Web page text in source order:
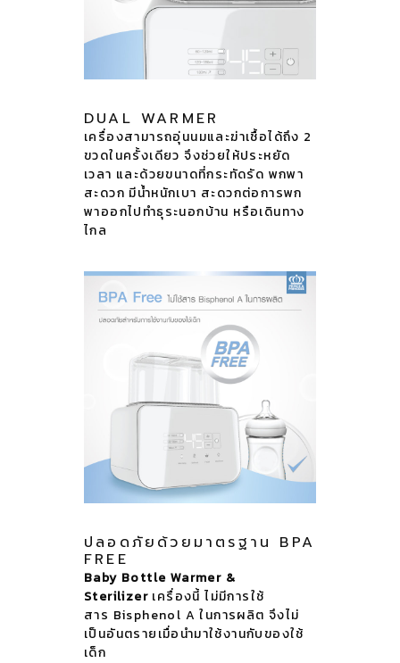
DUAL WARMER
เครื่องสามารถอุ่นนมและฆ่าเชื้อได้ถึง 2
ขวดในครั้งเดียว จึงช่วยให้ประหยัด
เวลา และด้วยขนาดที่กระทัดรัด พกพา
สะดวก มีน้ำหนักเบา สะดวกต่อการพก
พาออกไปทำธุระนอกบ้าน หรือเดินทาง
ไกล
ปลอดภัยด้วยมาตรฐาน BPA
FREE
Baby Bottle Warmer &
Sterilizer เครื่องนี้ ไม่มีการใช้
สาร Bisphenol A ในการผลิต จึงไม่
เป็นอันตรายเมื่อนำมาใช้งานกับของใช้
เด็ก